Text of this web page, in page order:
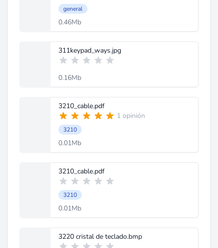
general
0.46Mb
311keypad_ways.jpg
0.16Mb
3210_cable.pdf
1 opinión
3210
0.01Mb
3210_cable.pdf
3210
0.01Mb
3220 cristal de teclado.bmp